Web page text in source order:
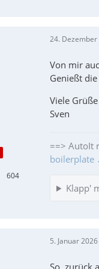
604
24.
Von mir
Genießt
Viele Grüße
Sven
==> AutoIt
boilerplate
Klapp'
5. Januar
So, zurück